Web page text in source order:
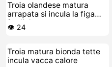
Troia olandese matura
arrapata si incula la figa
fradicia
👁️ 24
Troia matura bionda tette
incula vacca calore